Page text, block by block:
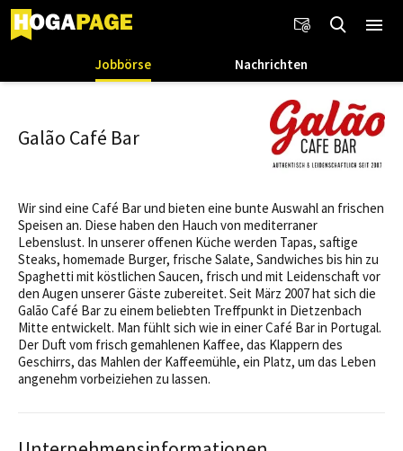
Jobbörse Nachrichten
Galão Café Bar
Wir sind eine Café Bar und bieten eine bunte Auswahl an frischen
Speisen an. Diese haben den Hauch von mediterraner
Lebenslust. In unserer offenen Küche werden Tapas, saftige
Steaks, homemade Burger, frische Salate, Sandwiches bis hin zu
Spaghetti mit köstlichen Saucen, frisch und mit Leidenschaft vor
den Augen unserer Gäste zubereitet. Seit März 2007 hat sich die
Galão Café Bar zu einem beliebten Treffpunkt in Dietzenbach
Mitte entwickelt. Man fühlt sich wie in einer Café Bar in Portugal.
Der Duft vom frisch gemahlenen Kaffee, das Klappern des
Geschirrs, das Mahlen der Kaffeemühle, ein Platz, um das Leben
angenehm vorbeiziehen zu lassen.